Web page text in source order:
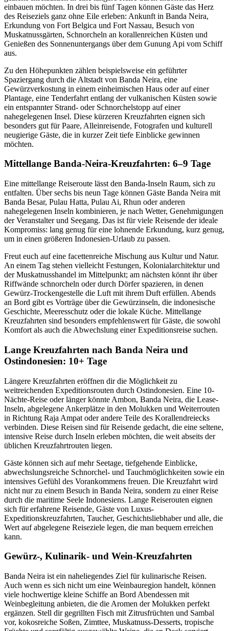
einbauen möchten. In drei bis fünf Tagen können Gäste das Herz
des Reiseziels ganz ohne Eile erleben: Ankunft in Banda Neira,
Erkundung von Fort Belgica und Fort Nassau, Besuch von
Muskatnussgärten, Schnorcheln an korallenreichen Küsten und
Genießen des Sonnenuntergangs über dem Gunung Api vom Schiff
aus.
Zu den Höhepunkten zählen beispielsweise ein geführter
Spaziergang durch die Altstadt von Banda Neira, eine
Gewürzverkostung in einem einheimischen Haus oder auf einer
Plantage, eine Tenderfahrt entlang der vulkanischen Küsten sowie
ein entspannter Strand- oder Schnorchelstopp auf einer
nahegelegenen Insel. Diese kürzeren Kreuzfahrten eignen sich
besonders gut für Paare, Alleinreisende, Fotografen und kulturell
neugierige Gäste, die in kurzer Zeit tiefe Einblicke gewinnen
möchten.
Mittellange Banda-Neira-Kreuzfahrten: 6–9 Tage
Eine mittellange Reiseroute lässt den Banda-Inseln Raum, sich zu
entfalten. Über sechs bis neun Tage können Gäste Banda Neira mit
Banda Besar, Pulau Hatta, Pulau Ai, Rhun oder anderen
nahegelegenen Inseln kombinieren, je nach Wetter, Genehmigungen
der Veranstalter und Seegang. Das ist für viele Reisende der ideale
Kompromiss: lang genug für eine lohnende Erkundung, kurz genug,
um in einen größeren Indonesien-Urlaub zu passen.
Freut euch auf eine facettenreiche Mischung aus Kultur und Natur.
An einem Tag stehen vielleicht Festungen, Kolonialarchitektur und
der Muskatnusshandel im Mittelpunkt; am nächsten könnt ihr über
Riffwände schnorcheln oder durch Dörfer spazieren, in denen
Gewürz-Trockengestelle die Luft mit ihrem Duft erfüllen. Abends
an Bord gibt es Vorträge über die Gewürzinseln, die indonesische
Geschichte, Meeresschutz oder die lokale Küche. Mittellange
Kreuzfahrten sind besonders empfehlenswert für Gäste, die sowohl
Komfort als auch die Abwechslung einer Expeditionsreise suchen.
Lange Kreuzfahrten nach Banda Neira und
Ostindonesien: 10+ Tage
Längere Kreuzfahrten eröffnen dir die Möglichkeit zu
weitreichenden Expeditionsrouten durch Ostindonesien. Eine 10-
Nächte-Reise oder länger könnte Ambon, Banda Neira, die Lease-
Inseln, abgelegene Ankerplätze in den Molukken und Weiterrouten
in Richtung Raja Ampat oder andere Teile des Korallendreiecks
verbinden. Diese Reisen sind für Reisende gedacht, die eine seltene,
intensive Reise durch Inseln erleben möchten, die weit abseits der
üblichen Kreuzfahrtrouten liegen.
Gäste können sich auf mehr Seetage, tiefgehende Einblicke,
abwechslungsreiche Schnorchel- und Tauchmöglichkeiten sowie ein
intensives Gefühl des Vorankommens freuen. Die Kreuzfahrt wird
nicht nur zu einem Besuch in Banda Neira, sondern zu einer Reise
durch die maritime Seele Indonesiens. Lange Reiserouten eignen
sich für erfahrene Reisende, Gäste von Luxus-
Expeditionskreuzfahrten, Taucher, Geschichtsliebhaber und alle, die
Wert auf abgelegene Reiseziele legen, die man bequem erreichen
kann.
Gewürz-, Kulinarik- und Wein-Kreuzfahrten
Banda Neira ist ein naheliegendes Ziel für kulinarische Reisen.
Auch wenn es sich nicht um eine Weinbauregion handelt, können
viele hochwertige kleine Schiffe an Bord Abendessen mit
Weinbegleitung anbieten, die die Aromen der Molukken perfekt
ergänzen. Stell dir gegrillten Fisch mit Zitrusfrüchten und Sambal
vor, kokosreiche Soßen, Zimttee, Muskatnuss-Desserts, tropische